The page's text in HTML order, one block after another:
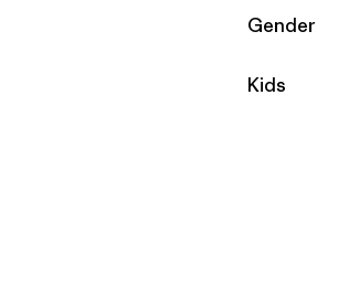
Filtrar por
Gender
Filtrar por
Kids